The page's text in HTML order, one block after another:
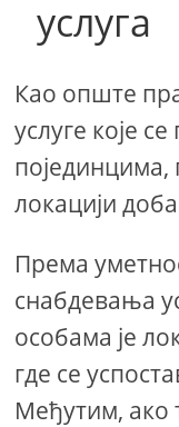
услуга
Као опште
услуге које
локацији
Према
снабдевања
особама је
где се
Међутим, ако